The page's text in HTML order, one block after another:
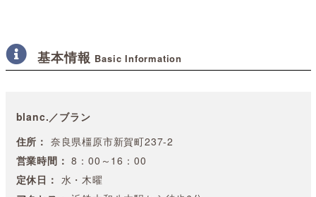
基本情報 Basic Information
blanc.／ブラン
住所： 奈良県橿原市新賀町237-2
営業時間： 8：00～16：00
定休日： 水・木曜